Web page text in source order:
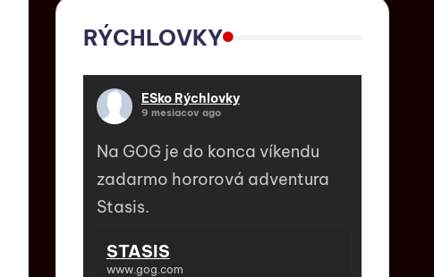
RÝCHLOVKY
ESko Rýchlovky
9 mesiacov ago
Na GOG je do konca víkendu
zadarmo hororová adventura
Stasis.
STASIS
www.gog.com